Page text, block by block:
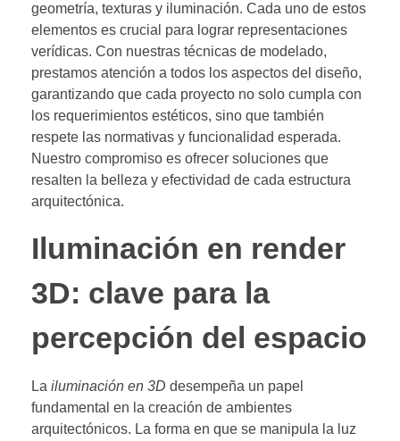
geometría, texturas y iluminación. Cada uno de estos
elementos es crucial para lograr representaciones
verídicas. Con nuestras técnicas de modelado,
prestamos atención a todos los aspectos del diseño,
garantizando que cada proyecto no solo cumpla con
los requerimientos estéticos, sino que también
respete las normativas y funcionalidad esperada.
Nuestro compromiso es ofrecer soluciones que
resalten la belleza y efectividad de cada estructura
arquitectónica.
Iluminación en render
3D: clave para la
percepción del espacio
La iluminación en 3D desempeña un papel
fundamental en la creación de ambientes
arquitectónicos. La forma en que se manipula la luz